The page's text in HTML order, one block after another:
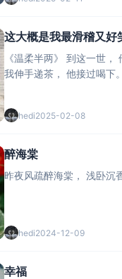
这大概是我最滑稽又好
《温柔半两》 到这一世， 他是医生， 我是药师。 他走到我面前， 我背对着百子櫃。 我一眼认出他， 他却默然许久。 我生怕他知道： 我没喝忘情水。
hedi2025-02-08
醉海棠
昨夜风疏醉海棠， 浅卧沉
hedi2024-12-09
幸福